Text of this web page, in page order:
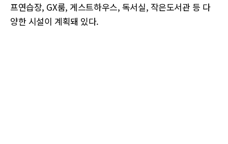
프연습장, GX룸, 게스트하우스, 독서실, 작은도서관 등 다
양한 시설이 계획돼 있다.